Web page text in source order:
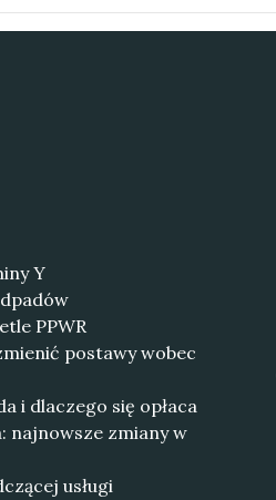
Y
PPWR
postawy wobec
i dlaczego się opłaca
najnowsze zmiany w
usługi